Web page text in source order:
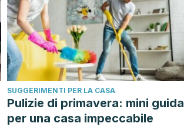
SUGGERIMENTI PER LA CASA
Pulizie di primavera: mini guida
per una casa impeccabile